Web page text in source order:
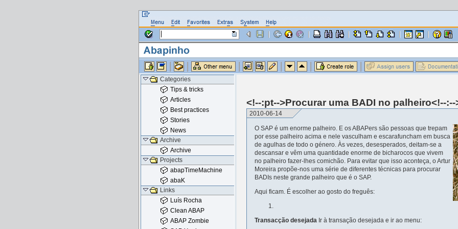
<!--:pt-->Procurar uma BADI no palheiro<!--:--
2010-06-14
O SAP é um enorme palheiro. E os ABAPers são pessoas que trepam
por esse palheiro acima e nele vasculham e escarafuncham em busca
de agulhas de todo o género. Às vezes, desesperados, deitam-se a
descansar e vêm uma quantidade enorme de bicharocos que vivem
no palheiro fazer-lhes comichão. Para evitar que isso aconteça, o Artur
Moreira propõe-nos uma série de diferentes técnicas para procurar
BADIs neste grande palheiro que é o SAP.
Aqui ficam. É escolher ao gosto do freguês:
Transacção desejada Ir à transação desejada e ir ao menu:
Categories
Tips & tricks
Articles
Best practices
Stories
News
Archive
Archive
Projects
abapTimeMachine
abaK
Links
Luís Rocha
Clean ABAP
ABAP Zombie